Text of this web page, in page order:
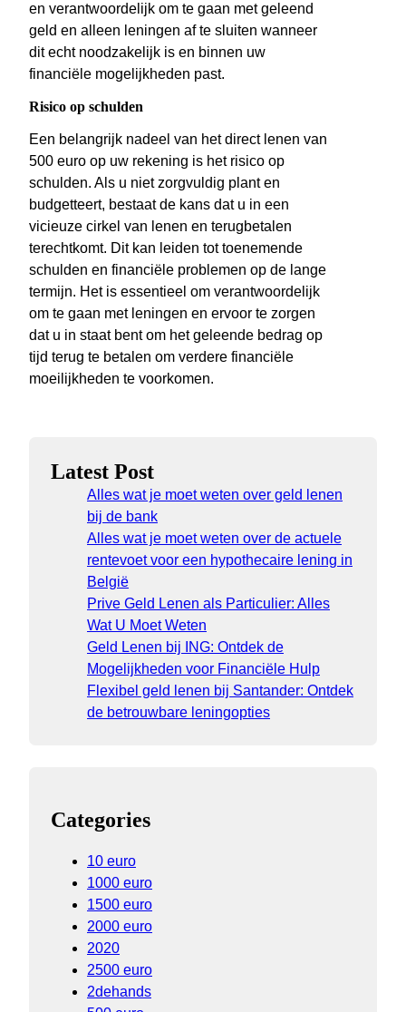
en verantwoordelijk om te gaan met geleend
geld en alleen leningen af te sluiten wanneer
dit echt noodzakelijk is en binnen uw
financiële mogelijkheden past.
Risico op schulden
Een belangrijk nadeel van het direct lenen van
500 euro op uw rekening is het risico op
schulden. Als u niet zorgvuldig plant en
budgetteert, bestaat de kans dat u in een
vicieuze cirkel van lenen en terugbetalen
terechtkomt. Dit kan leiden tot toenemende
schulden en financiële problemen op de lange
termijn. Het is essentieel om verantwoordelijk
om te gaan met leningen en ervoor te zorgen
dat u in staat bent om het geleende bedrag op
tijd terug te betalen om verdere financiële
moeilijkheden te voorkomen.
Latest Post
Alles wat je moet weten over geld lenen
bij de bank
Alles wat je moet weten over de actuele
rentevoet voor een hypothecaire lening in
België
Prive Geld Lenen als Particulier: Alles
Wat U Moet Weten
Geld Lenen bij ING: Ontdek de
Mogelijkheden voor Financiële Hulp
Flexibel geld lenen bij Santander: Ontdek
de betrouwbare leningopties
Categories
10 euro
1000 euro
1500 euro
2000 euro
2020
2500 euro
2dehands